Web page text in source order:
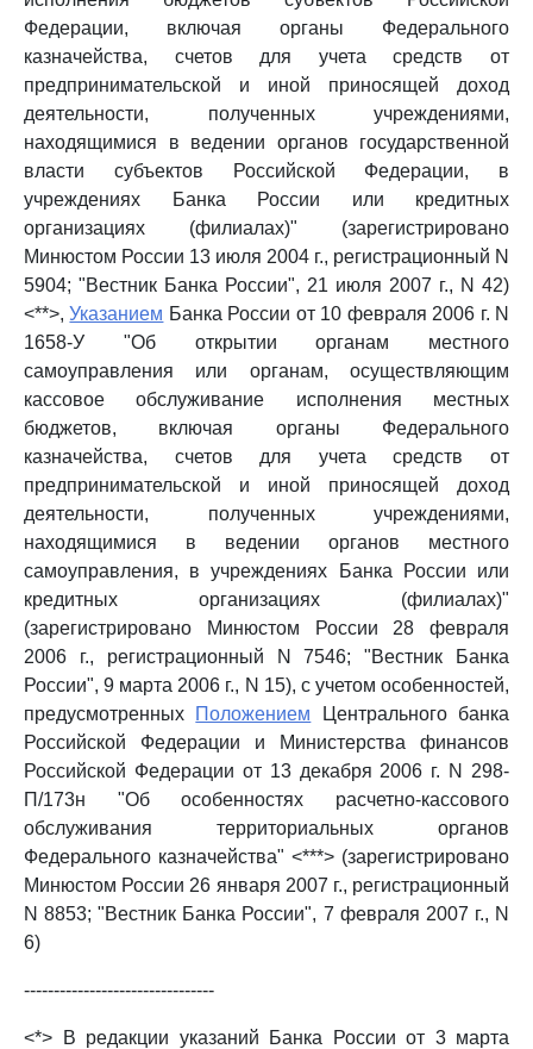
Федерации, включая органы Федерального
казначейства, счетов для учета средств от
предпринимательской и иной приносящей доход
деятельности, полученных учреждениями,
находящимися в ведении органов государственной
власти субъектов Российской Федерации, в
учреждениях Банка России или кредитных
организациях (филиалах)" (зарегистрировано
Минюстом России 13 июля 2004 г., регистрационный N
5904; "Вестник Банка России", 21 июля 2007 г., N 42)
<**>,Указанием Банка России от 10 февраля 2006 г. N
1658-У "Об открытии органам местного
самоуправления или органам, осуществляющим
кассовое обслуживание исполнения местных
бюджетов, включая органы Федерального
казначейства, счетов для учета средств от
предпринимательской и иной приносящей доход
деятельности, полученных учреждениями,
находящимися в ведении органов местного
самоуправления, в учреждениях Банка России или
кредитных организациях (филиалах)"
(зарегистрировано Минюстом России 28 февраля
2006 г., регистрационный N 7546; "Вестник Банка
России", 9 марта 2006 г., N 15), с учетом особенностей,
предусмотренных Положением Центрального банка
Российской Федерации и Министерства финансов
Российской Федерации от 13 декабря 2006 г. N 298-
П/173н "Об особенностях расчетно-кассового
обслуживания территориальных органов
Федерального казначейства" <***> (зарегистрировано
Минюстом России 26 января 2007 г., регистрационный
N 8853; "Вестник Банка России", 7 февраля 2007 г., N
6)
--------------------------------
<*> В редакции указаний Банка России от 3 марта